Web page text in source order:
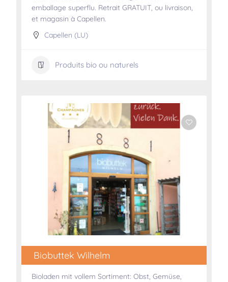
emballage superflu. Retrait GRATUIT, ou livraison,
et magasin à Capellen.
Capellen (LU)
Produits bio ou naturels
Biobuttek Wilhelm
Bioladen mit vollem Sortiment: Obst, Gemüse,